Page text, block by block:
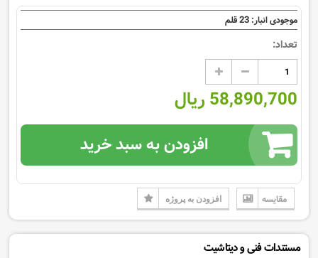
موجودی انبار: 23قلم
تعداد:
58,890,700 ریال
افزودن به سبد خرید
مقایسه افزودن به پروژه
مستندات فنی و دیتاشیت